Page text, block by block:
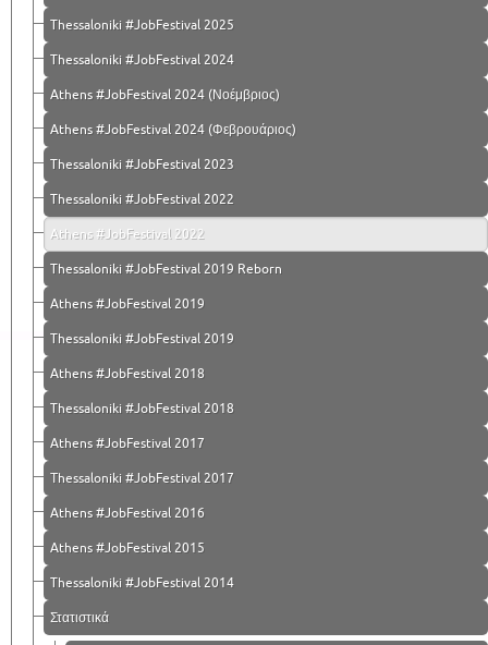
Thessaloniki #JobFestival 2025
Thessaloniki #JobFestival 2024
Athens #JobFestival 2024 (Νοέμβριος)
Athens #JobFestival 2024 (Φεβρουάριος)
Thessaloniki #JobFestival 2023
Thessaloniki #JobFestival 2022
Athens #JobFestival 2022
Thessaloniki #JobFestival 2019 Reborn
Athens #JobFestival 2019
Thessaloniki #JobFestival 2019
Athens #JobFestival 2018
Thessaloniki #JobFestival 2018
Athens #JobFestival 2017
Τhessaloniki #JobFestival 2017
Athens #JobFestival 2016
Athens #JobFestival 2015
Thessaloniki #JobFestival 2014
Στατιστικά